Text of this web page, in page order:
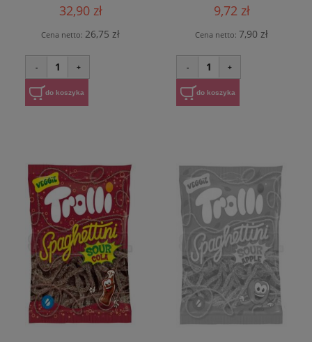
32,90 zł
Cena netto: 26,75 zł
- 1 +
do koszyka
9,72 zł
Cena netto: 7,90 zł
- 1 +
do koszyka